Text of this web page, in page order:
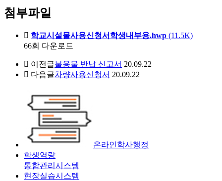
첨부파일
학교시설물사용신청서학생내부용.hwp (11.5K)
66회 다운로드
이전글불용물 반납 신고서 20.09.22
다음글차량사용신청서 20.09.22
온라인학사행정
학생역량
통합관리시스템
현장실습시스템